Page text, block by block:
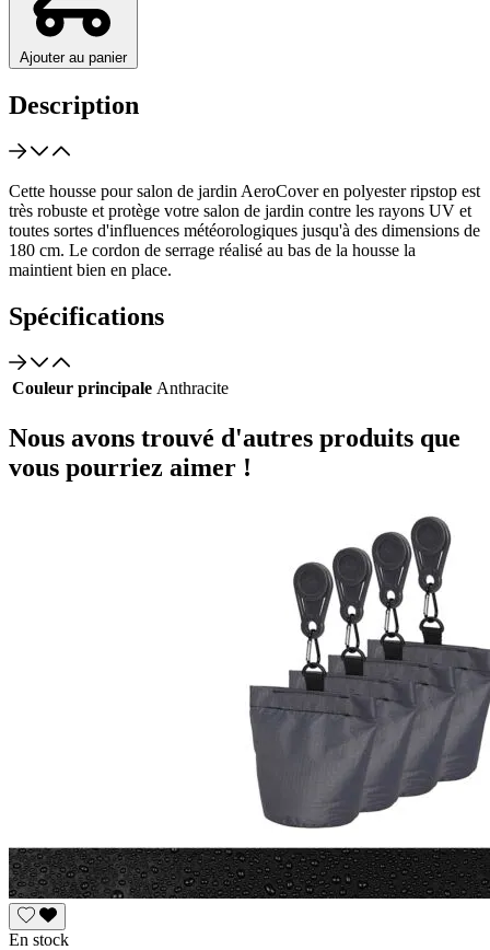
Ajouter au panier
Description
Cette housse pour salon de jardin AeroCover en polyester ripstop est
très robuste et protège votre salon de jardin contre les rayons UV et
toutes sortes d'influences météorologiques jusqu'à des dimensions de
180 cm. Le cordon de serrage réalisé au bas de la housse la
maintient bien en place.
Spécifications
Couleur principale Anthracite
Nous avons trouvé d'autres produits que
vous pourriez aimer !
En stock